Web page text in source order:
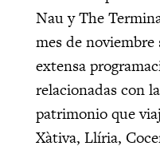
Nau y The
mes de
extensa
relacionadas con
patrimonio que
Xàtiva, Llíria,